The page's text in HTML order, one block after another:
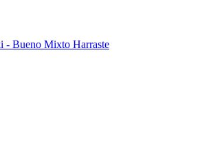
- Bueno Mixto Harraste